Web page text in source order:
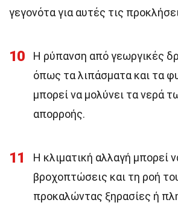
γεγονότα για αυτές τις
10
Η ρύπανση από γεωργικές
όπως τα λιπάσματα και τα
μπορεί να μολύνει τα νερά
απορροής.
11
Η κλιματική αλλαγή μπορεί
βροχοπτώσεις και τη ροή
προκαλώντας ξηρασίες ή